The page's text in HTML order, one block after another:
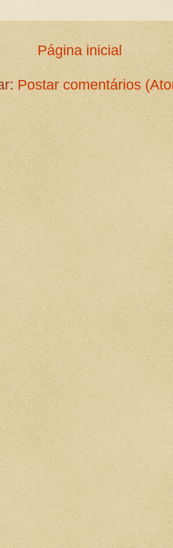
Página inicial
Postar comentários